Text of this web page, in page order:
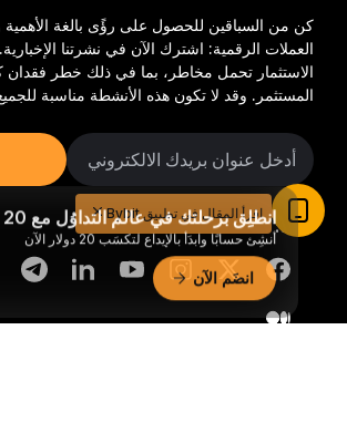
كن من السباقين للحصول على رؤًى بالغة الأهمية
العملات الرقمية: اشترك الآن في نشرتنا الإخبارية.
الاستثمار تحمل مخاطر، بما في ذلك خطر فقدان كامل
المستثمر. وقد لا تكون هذه الأنشطة مناسبة للجميع.
تابعنا:
انطلِق برحلتك في عالم التداوُل مع 20 USDT
أنشِئ حسابًا وابدَأ بالإيداع لتكسَب 20 دولار الآن
انضَم الآن
اقرأ المقال في تطبيق Bybit